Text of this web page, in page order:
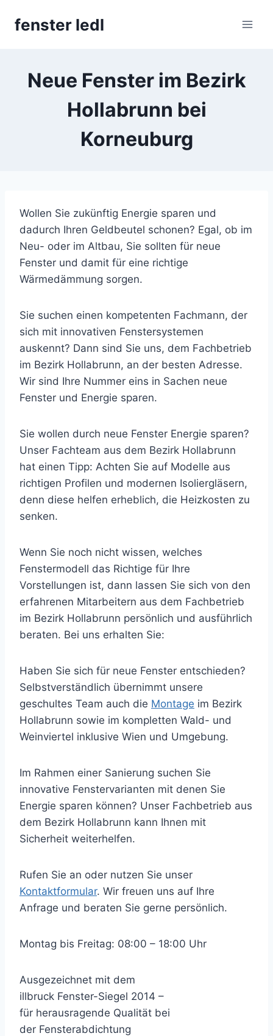
fenster ledl
Neue Fenster im Bezirk
Hollabrunn bei
Korneuburg
Wollen Sie zukünftig Energie sparen und
dadurch Ihren Geldbeutel schonen? Egal, ob im
Neu- oder im Altbau, Sie sollten für neue
Fenster und damit für eine richtige
Wärmedämmung sorgen.
Sie suchen einen kompetenten Fachmann, der
sich mit innovativen Fenstersystemen
auskennt? Dann sind Sie uns, dem Fachbetrieb
im Bezirk Hollabrunn, an der besten Adresse.
Wir sind Ihre Nummer eins in Sachen neue
Fenster und Energie sparen.
Sie wollen durch neue Fenster Energie sparen?
Unser Fachteam aus dem Bezirk Hollabrunn
hat einen Tipp: Achten Sie auf Modelle aus
richtigen Profilen und modernen Isoliergläsern,
denn diese helfen erheblich, die Heizkosten zu
senken.
Wenn Sie noch nicht wissen, welches
Fenstermodell das Richtige für Ihre
Vorstellungen ist, dann lassen Sie sich von den
erfahrenen Mitarbeitern aus dem Fachbetrieb
im Bezirk Hollabrunn persönlich und ausführlich
beraten. Bei uns erhalten Sie:
Haben Sie sich für neue Fenster entschieden?
Selbstverständlich übernimmt unsere
geschultes Team auch die Montage im Bezirk
Hollabrunn sowie im kompletten Wald- und
Weinviertel inklusive Wien und Umgebung.
Im Rahmen einer Sanierung suchen Sie
innovative Fenstervarianten mit denen Sie
Energie sparen können? Unser Fachbetrieb aus
dem Bezirk Hollabrunn kann Ihnen mit
Sicherheit weiterhelfen.
Rufen Sie an oder nutzen Sie unser
Kontaktformular. Wir freuen uns auf Ihre
Anfrage und beraten Sie gerne persönlich.
Montag bis Freitag: 08:00 – 18:00 Uhr
Ausgezeichnet mit dem
illbruck Fenster-Siegel 2014 –
für herausragende Qualität bei
der Fensterabdichtung